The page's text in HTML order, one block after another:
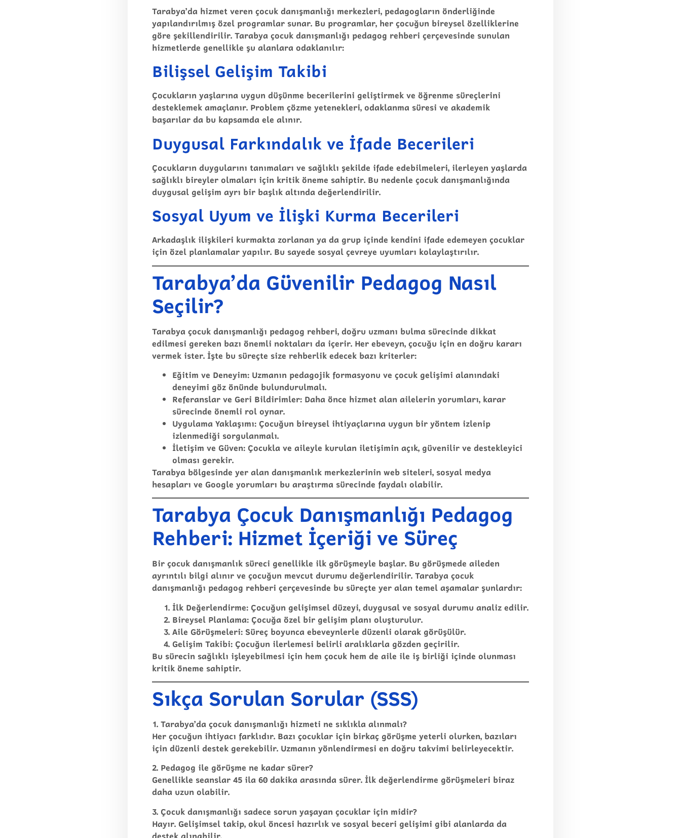
Tarabya’da hizmet veren çocuk danışmanlığı merkezleri, pedagogların önderliğinde
yapılandırılmış özel programlar sunar. Bu programlar, her çocuğun bireysel özelliklerine
göre şekillendirilir. Tarabya çocuk danışmanlığı pedagog rehberi çerçevesinde sunulan
hizmetlerde genellikle şu alanlara odaklanılır:
Bilişsel Gelişim Takibi
Çocukların yaşlarına uygun düşünme becerilerini geliştirmek ve öğrenme süreçlerini
desteklemek amaçlanır. Problem çözme yetenekleri, odaklanma süresi ve akademik
başarılar da bu kapsamda ele alınır.
Duygusal Farkındalık ve İfade Becerileri
Çocukların duygularını tanımaları ve sağlıklı şekilde ifade edebilmeleri, ilerleyen yaşlarda
sağlıklı bireyler olmaları için kritik öneme sahiptir. Bu nedenle çocuk danışmanlığında
duygusal gelişim ayrı bir başlık altında değerlendirilir.
Sosyal Uyum ve İlişki Kurma Becerileri
Arkadaşlık ilişkileri kurmakta zorlanan ya da grup içinde kendini ifade edemeyen çocuklar
için özel planlamalar yapılır. Bu sayede sosyal çevreye uyumları kolaylaştırılır.
Tarabya’da Güvenilir Pedagog Nasıl
Seçilir?
Tarabya çocuk danışmanlığı pedagog rehberi, doğru uzmanı bulma sürecinde dikkat
edilmesi gereken bazı önemli noktaları da içerir. Her ebeveyn, çocuğu için en doğru kararı
vermek ister. İşte bu süreçte size rehberlik edecek bazı kriterler:
Eğitim ve Deneyim: Uzmanın pedagojik formasyonu ve çocuk gelişimi alanındaki
deneyimi göz önünde bulundurulmalı.
Referanslar ve Geri Bildirimler: Daha önce hizmet alan ailelerin yorumları, karar
sürecinde önemli rol oynar.
Uygulama Yaklaşımı: Çocuğun bireysel ihtiyaçlarına uygun bir yöntem izlenip
izlenmediği sorgulanmalı.
İletişim ve Güven: Çocukla ve aileyle kurulan iletişimin açık, güvenilir ve destekleyici
olması gerekir.
Tarabya bölgesinde yer alan danışmanlık merkezlerinin web siteleri, sosyal medya
hesapları ve Google yorumları bu araştırma sürecinde faydalı olabilir.
Tarabya Çocuk Danışmanlığı Pedagog
Rehberi: Hizmet İçeriği ve Süreç
Bir çocuk danışmanlık süreci genellikle ilk görüşmeyle başlar. Bu görüşmede aileden
ayrıntılı bilgi alınır ve çocuğun mevcut durumu değerlendirilir. Tarabya çocuk
danışmanlığı pedagog rehberi çerçevesinde bu süreçte yer alan temel aşamalar şunlardır:
İlk Değerlendirme: Çocuğun gelişimsel düzeyi, duygusal ve sosyal durumu analiz edilir.
Bireysel Planlama: Çocuğa özel bir gelişim planı oluşturulur.
Aile Görüşmeleri: Süreç boyunca ebeveynlerle düzenli olarak görüşülür.
Gelişim Takibi: Çocuğun ilerlemesi belirli aralıklarla gözden geçirilir.
Bu sürecin sağlıklı işleyebilmesi için hem çocuk hem de aile ile iş birliği içinde olunması
kritik öneme sahiptir.
Sıkça Sorulan Sorular (SSS)
1. Tarabya’da çocuk danışmanlığı hizmeti ne sıklıkla alınmalı?
Her çocuğun ihtiyacı farklıdır. Bazı çocuklar için birkaç görüşme yeterli olurken, bazıları
için düzenli destek gerekebilir. Uzmanın yönlendirmesi en doğru takvimi belirleyecektir.
2. Pedagog ile görüşme ne kadar sürer?
Genellikle seanslar 45 ila 60 dakika arasında sürer. İlk değerlendirme görüşmeleri biraz
daha uzun olabilir.
3. Çocuk danışmanlığı sadece sorun yaşayan çocuklar için midir?
Hayır. Gelişimsel takip, okul öncesi hazırlık ve sosyal beceri gelişimi gibi alanlarda da
destek alınabilir.